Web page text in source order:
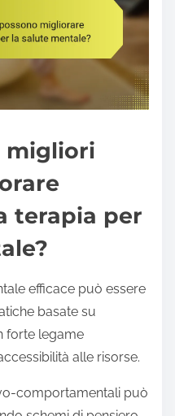
migliori
terapia per
efficace può essere
basate su
forte legame
alle risorse.
comportamentali può